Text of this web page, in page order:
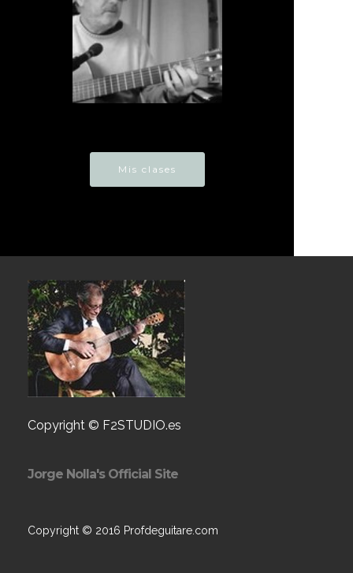
Mis clases
Copyright © F2STUDIO.es
Jorge Nolla's Official Site
Copyright © 2016 Profdeguitare.com